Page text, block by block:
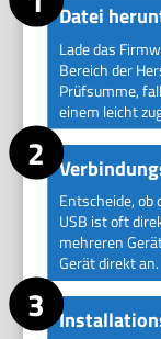
Datei
Lade das
Bereich der
Prüfsumme,
einem leicht
Entscheide, ob
USB ist oft
mehreren
Gerät direkt an.